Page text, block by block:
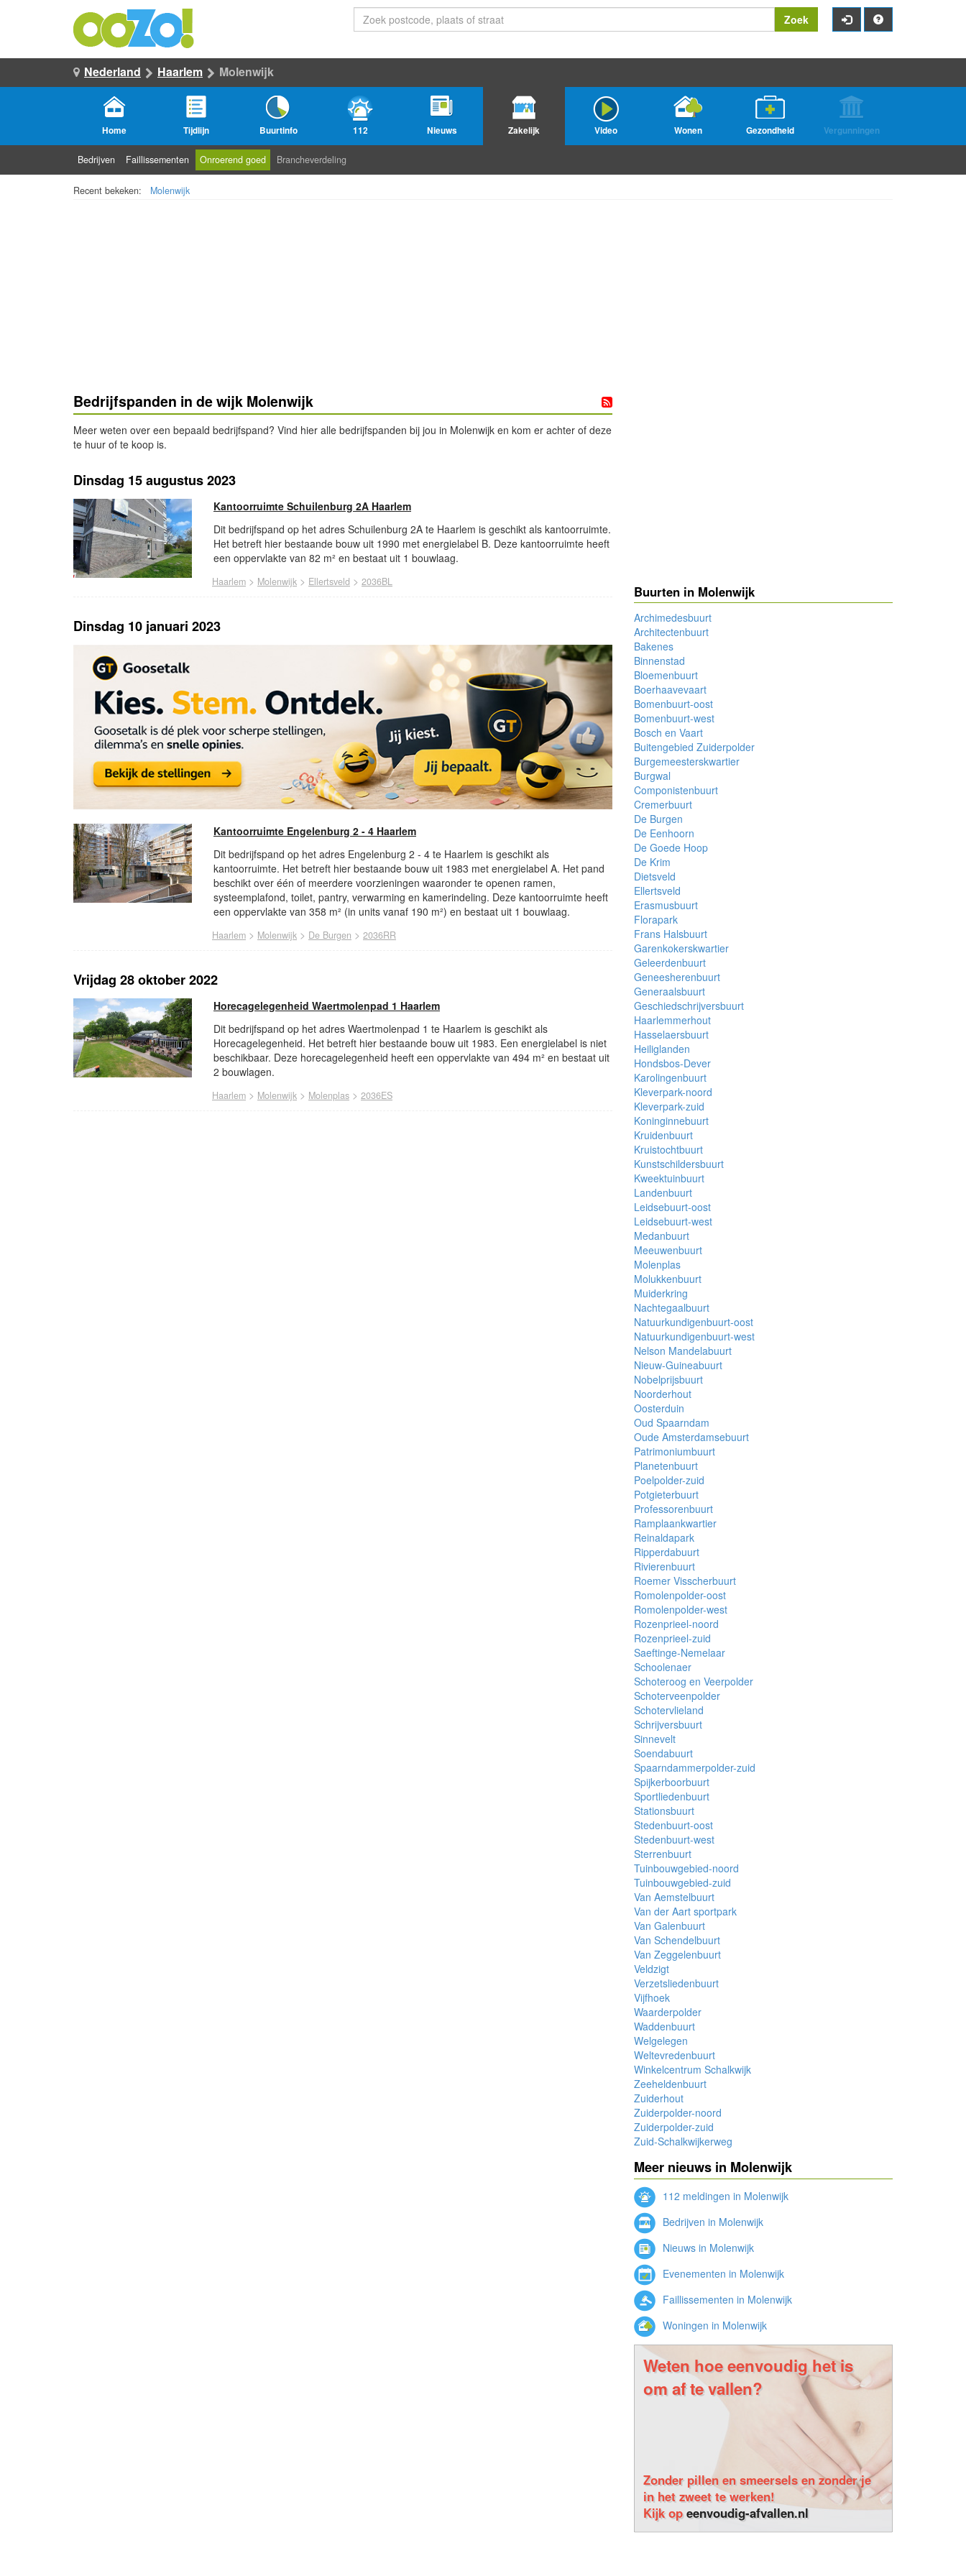
Zoek
Nederland Haarlem Molenwijk
Home Tijdlijn Buurtinfo 112 Nieuws Zakelijk Video Wonen Gezondheid Vergunningen
Bedrijven Faillissementen Onroerend goed Brancheverdeling
Recent bekeken: Molenwijk
Bedrijfspanden in de wijk Molenwijk
Meer weten over een bepaald bedrijfspand? Vind hier alle bedrijfspanden bij jou in Molenwijk en kom er achter of deze
te huur of te koop is.
Dinsdag 15 augustus 2023
Kantoorruimte Schuilenburg 2A Haarlem
Dit bedrijfspand op het adres Schuilenburg 2A te Haarlem is geschikt als kantoorruimte.
Het betreft hier bestaande bouw uit 1990 met energielabel B. Deze kantoorruimte heeft
een oppervlakte van 82 m² en bestaat uit 1 bouwlaag.
Haarlem > Molenwijk > Ellertsveld > 2036BL
Dinsdag 10 januari 2023
Kantoorruimte Engelenburg 2 - 4 Haarlem
Dit bedrijfspand op het adres Engelenburg 2 - 4 te Haarlem is geschikt als
kantoorruimte. Het betreft hier bestaande bouw uit 1983 met energielabel A. Het pand
beschikt over één of meerdere voorzieningen waaronder te openen ramen,
systeemplafond, toilet, pantry, verwarming en kamerindeling. Deze kantoorruimte heeft
een oppervlakte van 358 m² (in units vanaf 190 m²) en bestaat uit 1 bouwlaag.
Haarlem > Molenwijk > De Burgen > 2036RR
Vrijdag 28 oktober 2022
Horecagelegenheid Waertmolenpad 1 Haarlem
Dit bedrijfspand op het adres Waertmolenpad 1 te Haarlem is geschikt als
Horecagelegenheid. Het betreft hier bestaande bouw uit 1983. Een energielabel is niet
beschikbaar. Deze horecagelegenheid heeft een oppervlakte van 494 m² en bestaat uit
2 bouwlagen.
Haarlem > Molenwijk > Molenplas > 2036ES
Buurten in Molenwijk
Archimedesbuurt
Architectenbuurt
Bakenes
Binnenstad
Bloemenbuurt
Boerhaavevaart
Bomenbuurt-oost
Bomenbuurt-west
Bosch en Vaart
Buitengebied Zuiderpolder
Burgemeesterskwartier
Burgwal
Componistenbuurt
Cremerbuurt
De Burgen
De Eenhoorn
De Goede Hoop
De Krim
Dietsveld
Ellertsveld
Erasmusbuurt
Florapark
Frans Halsbuurt
Garenkokerskwartier
Geleerdenbuurt
Geneesherenbuurt
Generaalsbuurt
Geschiedschrijversbuurt
Haarlemmerhout
Hasselaersbuurt
Heiliglanden
Hondsbos-Dever
Karolingenbuurt
Kleverpark-noord
Kleverpark-zuid
Koninginnebuurt
Kruidenbuurt
Kruistochtbuurt
Kunstschildersbuurt
Kweektuinbuurt
Landenbuurt
Leidsebuurt-oost
Leidsebuurt-west
Medanbuurt
Meeuwenbuurt
Molenplas
Molukkenbuurt
Muiderkring
Nachtegaalbuurt
Natuurkundigenbuurt-oost
Natuurkundigenbuurt-west
Nelson Mandelabuurt
Nieuw-Guineabuurt
Nobelprijsbuurt
Noorderhout
Oosterduin
Oud Spaarndam
Oude Amsterdamsebuurt
Patrimoniumbuurt
Planetenbuurt
Poelpolder-zuid
Potgieterbuurt
Professorenbuurt
Ramplaankwartier
Reinaldapark
Ripperdabuurt
Rivierenbuurt
Roemer Visscherbuurt
Romolenpolder-oost
Romolenpolder-west
Rozenprieel-noord
Rozenprieel-zuid
Saeftinge-Nemelaar
Schoolenaer
Schoteroog en Veerpolder
Schoterveenpolder
Schotervlieland
Schrijversbuurt
Sinnevelt
Soendabuurt
Spaarndammerpolder-zuid
Spijkerboorbuurt
Sportliedenbuurt
Stationsbuurt
Stedenbuurt-oost
Stedenbuurt-west
Sterrenbuurt
Tuinbouwgebied-noord
Tuinbouwgebied-zuid
Van Aemstelbuurt
Van der Aart sportpark
Van Galenbuurt
Van Schendelbuurt
Van Zeggelenbuurt
Veldzigt
Verzetsliedenbuurt
Vijfhoek
Waarderpolder
Waddenbuurt
Welgelegen
Weltevredenbuurt
Winkelcentrum Schalkwijk
Zeeheldenbuurt
Zuiderhout
Zuiderpolder-noord
Zuiderpolder-zuid
Zuid-Schalkwijkerweg
Meer nieuws in Molenwijk
112 meldingen in Molenwijk
Bedrijven in Molenwijk
Nieuws in Molenwijk
Evenementen in Molenwijk
Faillissementen in Molenwijk
Woningen in Molenwijk
Weten hoe eenvoudig het is
om af te vallen?
Zonder pillen en smeersels en zonder je
in het zweet te werken!
Kijk opeenvoudig-afvallen.nl